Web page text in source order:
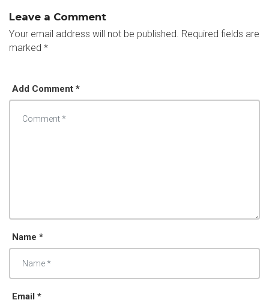
Leave a Comment
Your email address will not be published. Required fields are
marked *
Add Comment *
Name *
Email *